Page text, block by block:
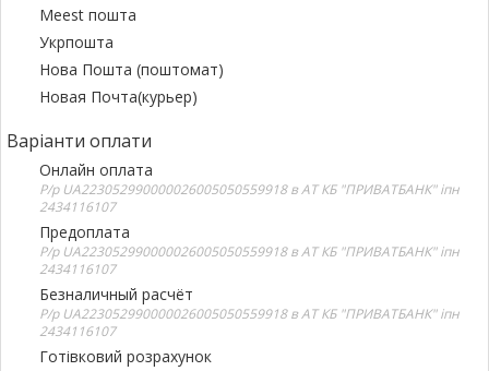
Meest пошта
Укрпошта
Нова Пошта (поштомат)
Новая Почта(курьер)
Варіанти оплати
Онлайн оплата
Р/р UA223052990000026005050559918 в АТ КБ "ПРИВАТБАНК" іпн
2434116107
Предоплата
Р/р UA223052990000026005050559918 в АТ КБ "ПРИВАТБАНК" іпн
2434116107
Безналичный расчёт
Р/р UA223052990000026005050559918 в АТ КБ "ПРИВАТБАНК" іпн
2434116107
Готівковий розрахунок